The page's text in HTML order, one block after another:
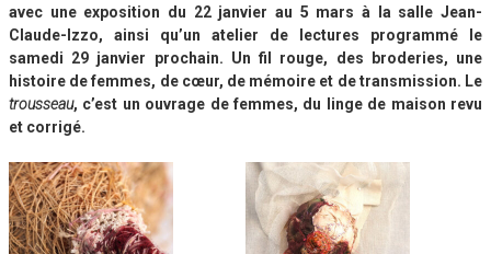
avec une exposition du 22 janvier au 5 mars à la salle Jean-
Claude-Izzo, ainsi qu’un atelier de lectures programmé le
samedi 29 janvier prochain. Un fil rouge, des broderies, une
histoire de femmes, de cœur, de mémoire et de transmission. Le
trousseau, c’est un ouvrage de femmes, du linge de maison revu
et corrigé.